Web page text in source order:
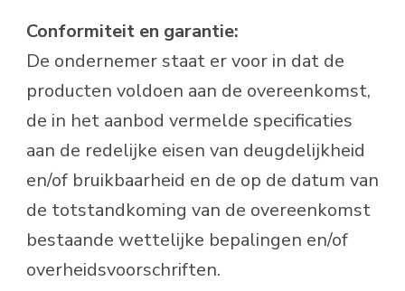
Conformiteit en garantie:
De ondernemer staat er voor in dat de
producten voldoen aan de overeenkomst,
de in het aanbod vermelde specificaties
aan de redelijke eisen van deugdelijkheid
en/of bruikbaarheid en de op de datum van
de totstandkoming van de overeenkomst
bestaande wettelijke bepalingen en/of
overheidsvoorschriften.